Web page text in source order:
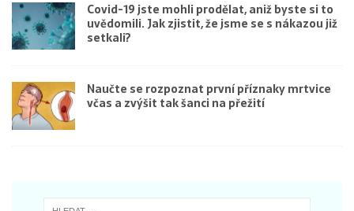
Covid-19 jste mohli prodělat, aniž byste si to
uvědomili. Jak zjistit, že jsme se s nákazou již
setkali?
Naučte se rozpoznat první příznaky mrtvice
včas a zvýšit tak šanci na přežití